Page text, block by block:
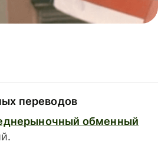
переводов
обменный